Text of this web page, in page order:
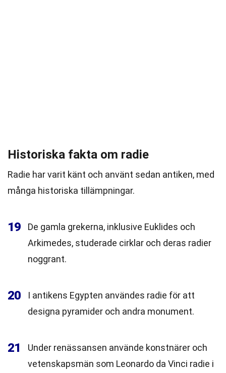
Historiska fakta om radie
Radie har varit känt och använt sedan antiken, med
många historiska tillämpningar.
19
De gamla grekerna, inklusive Euklides och
Arkimedes, studerade cirklar och deras radier
noggrant.
20
I antikens Egypten användes radie för att
designa pyramider och andra monument.
21
Under renässansen använde konstnärer och
vetenskapsmän som Leonardo da Vinci radie i